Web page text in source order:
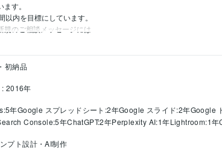
す。
内を目標にしています。
規のご相談メッセージには
初納品
: 2016年
年Google スプレッドシート:2年Google スライド:2年Google
Console:5年ChatGPT:2年Perplexity AI:1年Lightroom:1年
プト設計・AI制作